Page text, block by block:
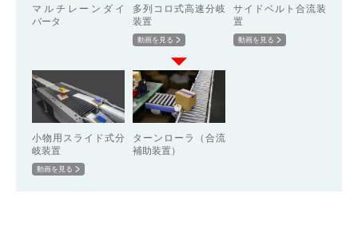
マルチレーンダイ
バータ
多列コロ式高速分岐
装置
動画を見る
サイドベルト合流装
置
動画を見る
小物用スライド式分
岐装置
動画を見る
ターンローラ（合流
補助装置）